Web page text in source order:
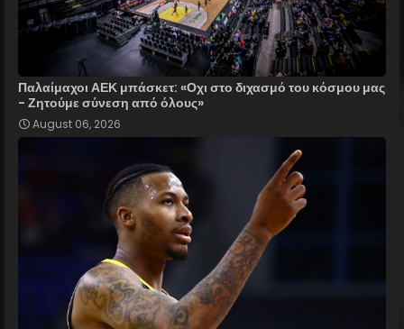
Παλαίμαχοι ΑΕΚ μπάσκετ: «Οχι στο διχασμό του κόσμου μας
- Ζητούμε σύνεση από όλους»
August 06, 2026